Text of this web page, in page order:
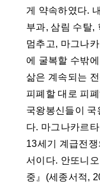
게 약속하였다.
부과, 삼림 수탈,
멈추고, 마그나
에 굴복할 수밖
삶은 계속되는
피폐할 대로 피
국왕봉신들이 국
다. 마그나카르
13세기 계급전
서이다. 안또니
중』(세종서적,